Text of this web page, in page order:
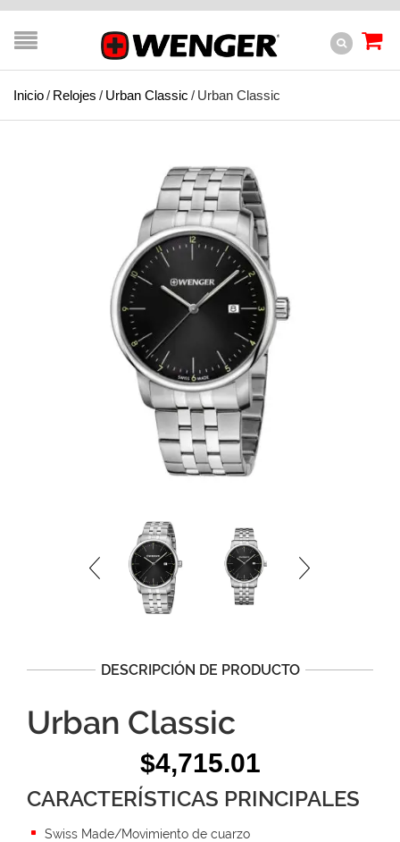
Inicio/ Relojes / Urban Classic / Urban Classic
DESCRIPCIÓN DE PRODUCTO
Urban Classic
$4,715.01
CARACTERÍSTICAS PRINCIPALES
Swiss Made/Movimiento de cuarzo